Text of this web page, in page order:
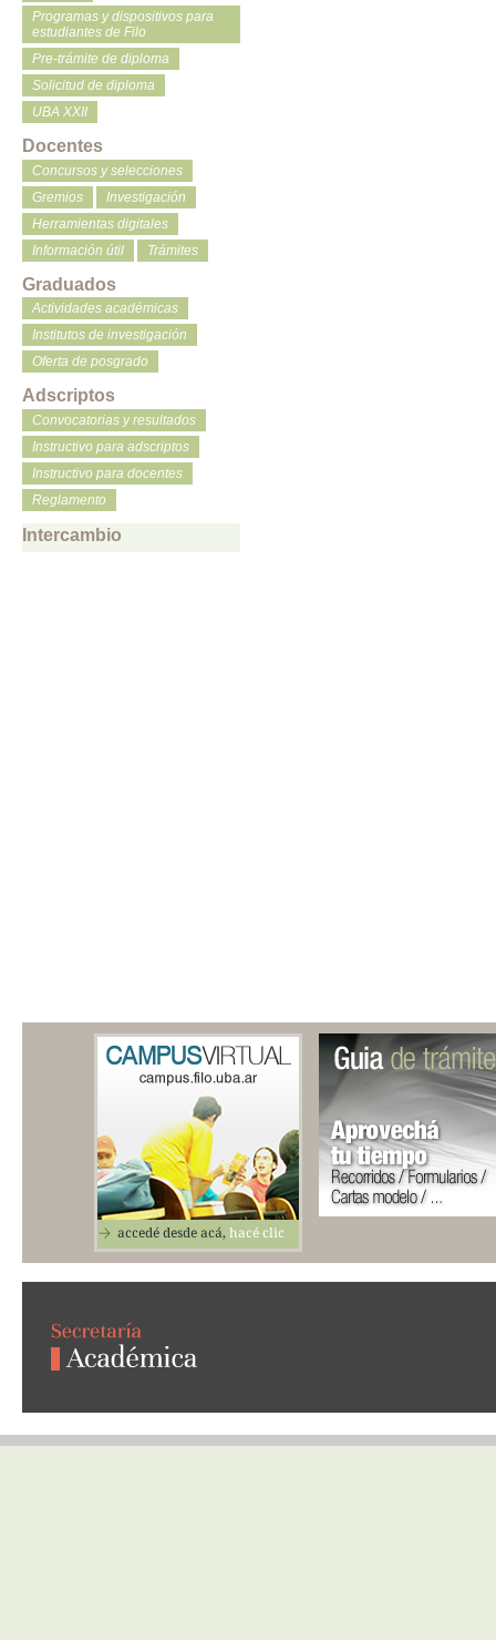
Programas y dispositivos para
estudiantes de Filo
Pre-trámite de diploma
Solicitud de diploma
UBA XXII
Docentes
Concursos y selecciones
Gremios
Investigación
Herramientas digitales
Información útil
Trámites
Graduados
Actividades académicas
Institutos de investigación
Oferta de posgrado
Adscriptos
Convocatorias y resultados
Instructivo para adscriptos
Instructivo para docentes
Reglamento
Intercambio